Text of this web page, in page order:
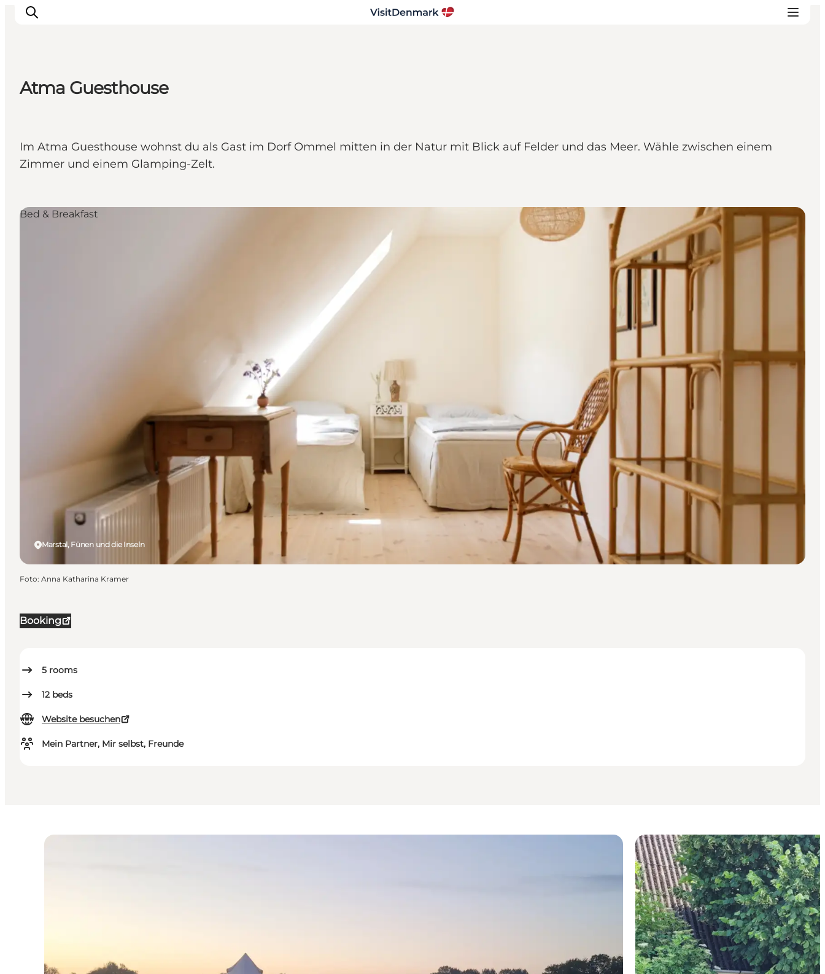
Erlebnisse
Unterkünfte
Atma Guesthouse
Im Atma Guesthouse wohnst du als Gast im Dorf Ommel mitten in der Natur mit Blick auf Felder und das Meer. Wähle zwischen einem
Zimmer und einem Glamping-Zelt.
Booking
5 rooms
12 beds
Website besuchen
Mein Partner, Mir selbst, Freunde
Marstal, Fünen und die Inseln
Bed & Breakfast
Foto: Anna Katharina Kramer